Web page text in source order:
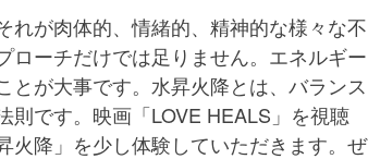
れが肉体的、情緒的、精神的な様々な不
ローチだけでは足りません。エネルギー
が大事です。水昇火降とは、バランス
です。映画「LOVE HEALS」を視聴
火降」を少し体験していただきます。ぜ